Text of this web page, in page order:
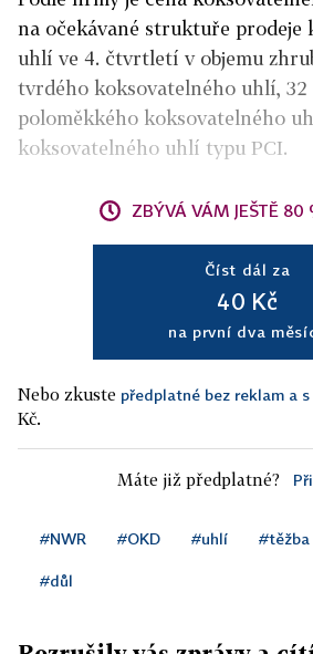
na očekávané struktuře prodeje
uhlí ve 4. čtvrtletí v objemu
tvrdého koksovatelného uhlí,
poloměkkého koksovatelného
koksovatelného uhlí typu PCI.
ZBÝVÁ VÁM JEŠTĚ 80
Číst dál za
40 Kč
na první dva
Nebo zkuste předplatné bez reklam a
Kč.
Máte již předplatné?
#NWR #OKD #uhlí #těžba
#důl